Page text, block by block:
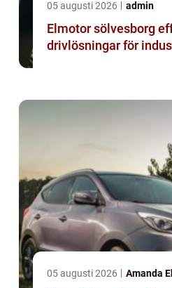
05 augusti 2026 admin
Elmotor sölvesborg effektiva
drivlösningar för
05 augusti 2026 Amanda